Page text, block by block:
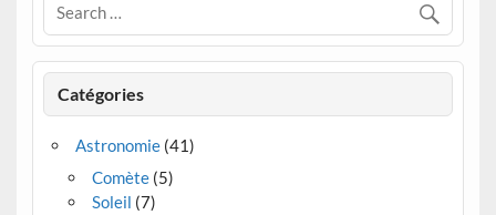
Catégories
Astronomie(41)
Comète(5)
Soleil (7)